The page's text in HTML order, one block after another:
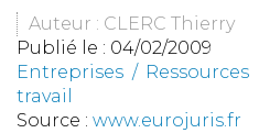
Auteur : CLERC Thierry
Publié le : 04/02/2009
Entreprises /
travail
Source : www.eurojuris.fr